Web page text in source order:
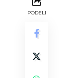
PODELI